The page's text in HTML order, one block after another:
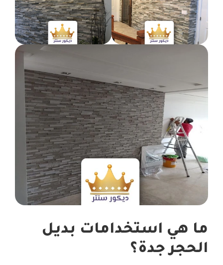
ما هي استخدامات بديل
الحجر جدة؟